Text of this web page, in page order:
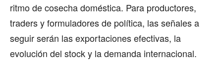
ritmo de cosecha doméstica. Para productores,
traders y formuladores de política, las señales a
seguir serán las exportaciones efectivas, la
evolución del stock y la demanda internacional.